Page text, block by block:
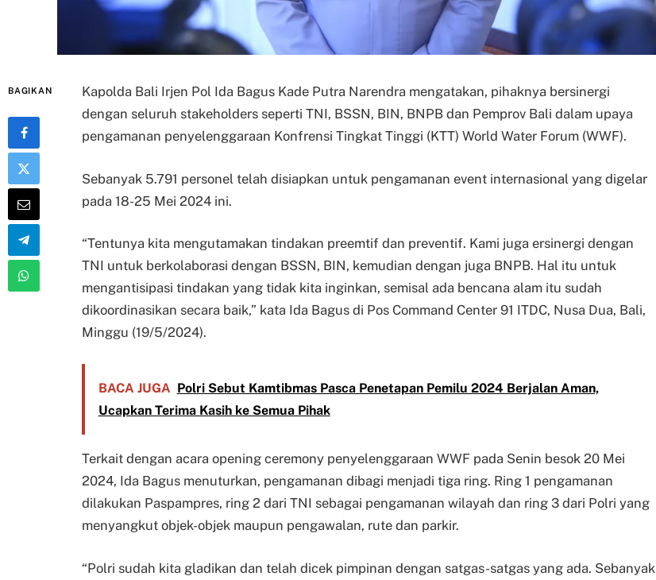
BAGIKAN
Kapolda Bali Irjen Pol Ida Bagus Kade Putra Narendra mengatakan, pihaknya bersinergi
dengan seluruh stakeholders seperti TNI, BSSN, BIN, BNPB dan Pemprov Bali dalam upaya
pengamanan penyelenggaraan Konfrensi Tingkat Tinggi (KTT) World Water Forum (WWF).
Sebanyak 5.791 personel telah disiapkan untuk pengamanan event internasional yang digelar
pada 18-25 Mei 2024 ini.
“Tentunya kita mengutamakan tindakan preemtif dan preventif. Kami juga ersinergi dengan
TNI untuk berkolaborasi dengan BSSN, BIN, kemudian dengan juga BNPB. Hal itu untuk
mengantisipasi tindakan yang tidak kita inginkan, semisal ada bencana alam itu sudah
dikoordinasikan secara baik,” kata Ida Bagus di Pos Command Center 91 ITDC, Nusa Dua, Bali,
Minggu (19/5/2024).
BACA JUGA Polri Sebut Kamtibmas Pasca Penetapan Pemilu 2024 Berjalan Aman,
Ucapkan Terima Kasih ke Semua Pihak
Terkait dengan acara opening ceremony penyelenggaraan WWF pada Senin besok 20 Mei
2024, Ida Bagus menuturkan, pengamanan dibagi menjadi tiga ring. Ring 1 pengamanan
dilakukan Paspampres, ring 2 dari TNI sebagai pengamanan wilayah dan ring 3 dari Polri yang
menyangkut objek-objek maupun pengawalan, rute dan parkir.
“Polri sudah kita gladikan dan telah dicek pimpinan dengan satgas-satgas yang ada. Sebanyak